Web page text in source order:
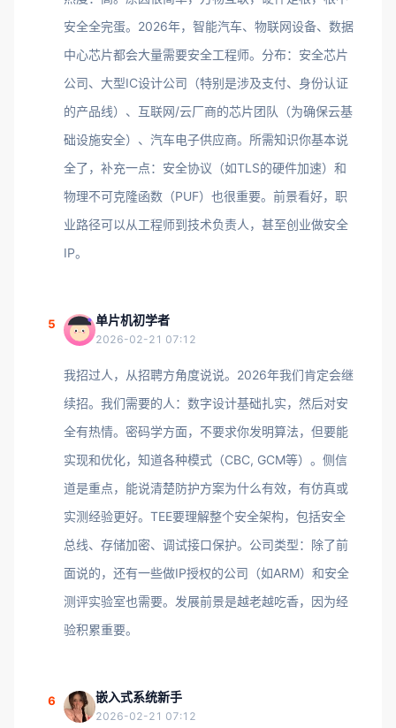
安全全完蛋。2026年，智能汽车、物联网设备、数据
中心芯片都会大量需要安全工程师。分布：安全芯片
公司、大型IC设计公司（特别是涉及支付、身份认证
的产品线）、互联网/云厂商的芯片团队（为确保云基
础设施安全）、汽车电子供应商。所需知识你基本说
全了，补充一点：安全协议（如TLS的硬件加速）和
物理不可克隆函数（PUF）也很重要。前景看好，职
业路径可以从工程师到技术负责人，甚至创业做安全
IP。
5 单片机初学者
2026-02-21 07:12
我招过人，从招聘方角度说说。2026年我们肯定会继
续招。我们需要的人：数字设计基础扎实，然后对安
全有热情。密码学方面，不要求你发明算法，但要能
实现和优化，知道各种模式（CBC, GCM等）。侧信
道是重点，能说清楚防护方案为什么有效，有仿真或
实测经验更好。TEE要理解整个安全架构，包括安全
总线、存储加密、调试接口保护。公司类型：除了前
面说的，还有一些做IP授权的公司（如ARM）和安全
测评实验室也需要。发展前景是越老越吃香，因为经
验积累重要。
6 嵌入式系统新手
2026-02-21 07:12